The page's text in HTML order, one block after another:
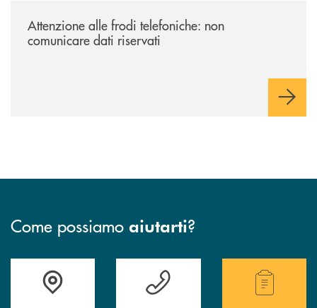
Attenzione alle frodi telefoniche: non
comunicare dati riservati
Come possiamo aiutarti?
Accedi all' elenco completo delle filiali.Hai bisogno di assistenza immediata?
Hai bisogno di